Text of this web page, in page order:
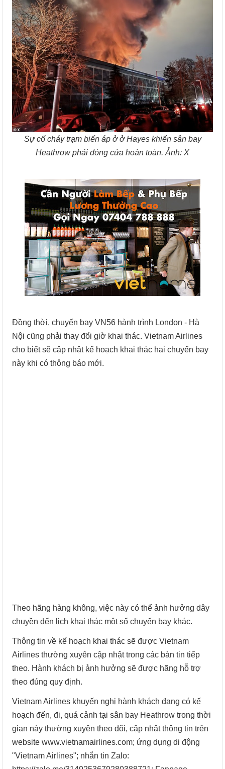
Sự cố cháy trạm biến áp ở ở Hayes khiến sân bay
Heathrow phải đóng cửa hoàn toàn. Ảnh: X
Đồng thời, chuyến bay VN56 hành trình London - Hà
Nội cũng phải thay đổi giờ khai thác. Vietnam Airlines
cho biết sẽ cập nhật kế hoạch khai thác hai chuyến bay
này khi có thông báo mới.
Theo hãng hàng không, việc này có thể ảnh hưởng dây
chuyền đến lịch khai thác một số chuyến bay khác.
Thông tin về kế hoạch khai thác sẽ được Vietnam
Airlines thường xuyên cập nhật trong các bản tin tiếp
theo. Hành khách bị ảnh hưởng sẽ được hãng hỗ trợ
theo đúng quy định.
Vietnam Airlines khuyến nghị hành khách đang có kế
hoạch đến, đi, quá cảnh tại sân bay Heathrow trong thời
gian này thường xuyên theo dõi, cập nhật thông tin trên
website www.vietnamairlines.com; ứng dụng di động
"Vietnam Airlines"; nhắn tin Zalo: